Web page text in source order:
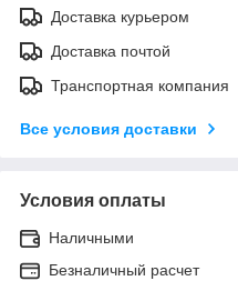
Доставка курьером
Доставка почтой
Транспортная компания
Все условия доставки
Условия оплаты
Наличными
Безналичный расчет